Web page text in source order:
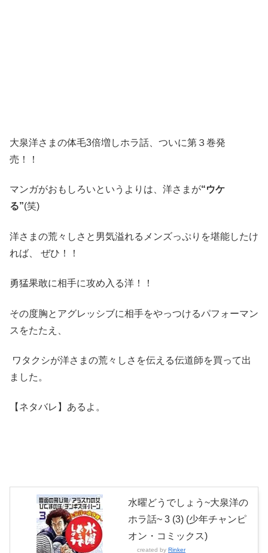
大泉洋さまの体毛3倍増しホラ話、ついに第３巻発
売！！
マンガがおもしろいというよりは、洋さまが“ウケ
る”(笑)
洋さまの荒々しさと男気溢れるメンズっぷりを堪能したけ
れば、 ぜひ！！
勇猛果敢に相手に攻め入る洋！！
その度胸とアグレッシブに相手をやっつけるパフォーマン
スをたたえ、
ワタクシが洋さまの荒々しさを伝える伝道師を買って出
ました。
【ネタバレ】あるよ。
水曜どうでしょう~大泉洋の
ホラ話~ 3 (3) (少年チャンピ
オン・コミックス)
created by Rinker